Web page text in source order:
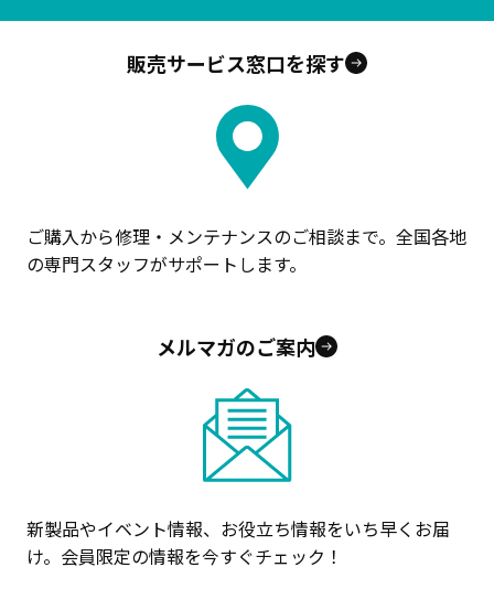
販売サービス窓口を探す
ご購入から修理・メンテナンスのご相談まで。全国各地
の専門スタッフがサポートします。
メルマガのご案内
新製品やイベント情報、お役立ち情報をいち早くお届
け。会員限定の情報を今すぐチェック！